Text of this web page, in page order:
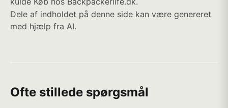
Dele af indholdet på denne side kan være genereret
med hjælp fra AI.
Ofte stillede spørgsmål